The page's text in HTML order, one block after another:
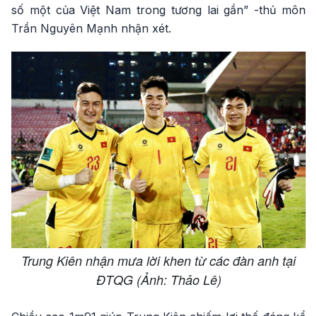
số một của Việt Nam trong tương lai gần” -thủ môn
Trần Nguyên Mạnh nhận xét.
Trung Kiên nhận mưa lời khen từ các đàn anh tại
ĐTQG (Ảnh: Thảo Lê)